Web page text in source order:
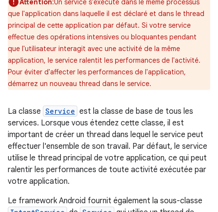
Attention:Un service s'exécute dans le même processus
que l'application dans laquelle il est déclaré et dans le thread
principal de cette application par défaut. Si votre service
effectue des opérations intensives ou bloquantes pendant
que l'utilisateur interagit avec une activité de la même
application, le service ralentit les performances de l'activité.
Pour éviter d'affecter les performances de l'application,
démarrez un nouveau thread dans le service.
La classe Service est la classe de base de tous les
services. Lorsque vous étendez cette classe, il est
important de créer un thread dans lequel le service peut
effectuer l'ensemble de son travail. Par défaut, le service
utilise le thread principal de votre application, ce qui peut
ralentir les performances de toute activité exécutée par
votre application.
Le framework Android fournit également la sous-classe